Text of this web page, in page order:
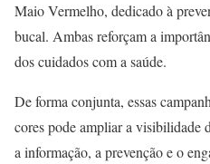
Maio Vermelho, dedicado à
bucal. Ambas reforçam a
dos cuidados com a saúde.
De forma conjunta, essas
cores pode ampliar a visibilidade
a informação, a prevenção e o